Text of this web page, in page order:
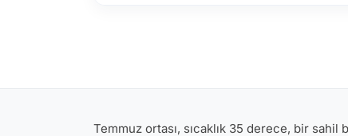
Temmuz ortası, sıcaklık 35 derece, bir